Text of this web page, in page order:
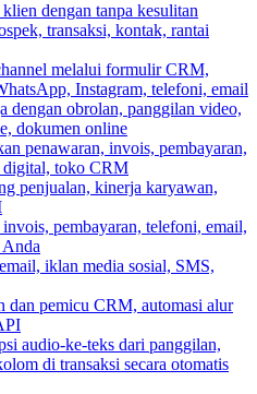
dengan tanpa kesulitan
transaksi, kontak, rantai
melalui formulir CRM,
Instagram, telefoni, email
dengan obrolan, panggilan video,
dokumen online
penawaran, invois, pembayaran,
digital, toko CRM
penjualan, kinerja karyawan,
pembayaran, telefoni, email,
iklan media sosial, SMS,
dan pemicu CRM, automasi alur
audio-ke-teks dari panggilan,
di transaksi secara otomatis